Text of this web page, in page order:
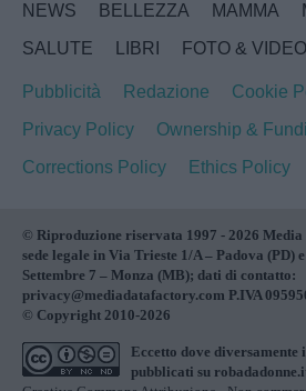
NEWS BELLEZZA MAMMA
SALUTE
LIBRI FOTO & VIDEO
Pubblicità Redazione
Cookie
Privacy Policy
Ownership &
Corrections Policy
Ethics Policy
© Riproduzione riservata 1997 - 2026 Media
sede legale in Via Trieste 1/A – Padova (PD)
Settembre 7 – Monza (MB); dati di contatto:
privacy@mediadatafactory.com P.IVA
© Copyright 2010-2026
Eccetto dove
pubblicati su